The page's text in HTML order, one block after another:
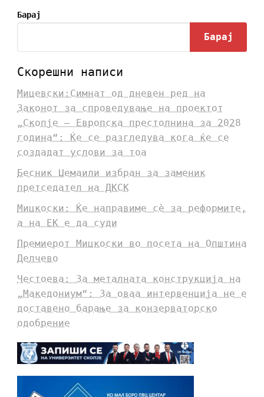
Барај
Барај
Скорешни написи
Мицевски:Симнат од дневен ред на
Законот за спроведување на проектот
„Скопје – Европска престолнина за 2028
година“: Ќе се разгледува кога ќе се
создадат услови за тоа
Бесник Џемаили избран за заменик
претседател на ДКСК
Мицкоски: Ќе направиме сè за реформите,
а на ЕК е да суди
Премиерот Мицкоски во посета на Општина
Делчево
Честоева: За металната конструкција на
„Македониум“: За оваа интервенција не е
доставено барање за конзерваторско
одобрение